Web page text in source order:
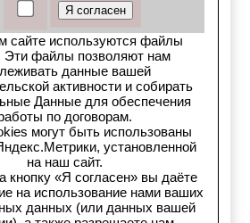
в YouTube
канал
на Drom.ru
в auto.ru
в картах Яндекс
в картах 2ГИС
сайте используются файлы
Эти файлы позволяют нам
данные вашей
активности и собирать
Данные для обеспечения
по договорам.
могут быть использованы
установленной
на наш сайт.
кнопку «Я согласен» вы даёте
на использование нами ваших
данных (или данных вашей